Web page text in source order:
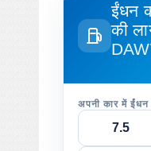
ईंधन
की
अपनी कार में ईंधन